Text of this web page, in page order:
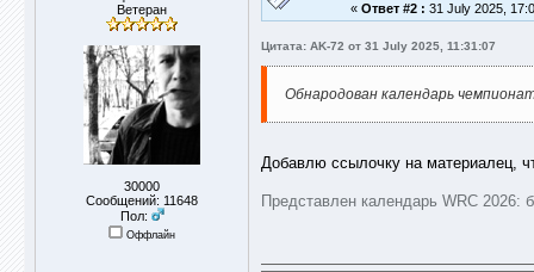
Ветеран
30000
Сообщений: 11648
Пол:
Оффлайн
« Ответ #2 : 31 July 2025,
Цитата: AK-72 от 31 July 2025, 11:31:07
Обнародован календарь
Добавлю ссылочку на материалец,
Представлен календарь WRC